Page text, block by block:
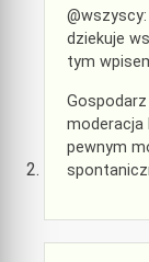
@wszyscy:
dziekuje
tym
moderacja
pewnym